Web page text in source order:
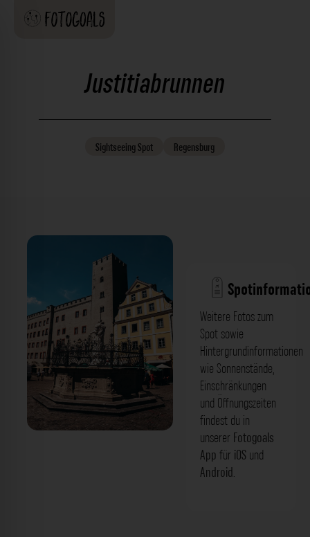
Justitiabrunnen
SightseeingSpot Regensburg
Weitere Fotos zum
Spot sowie
Hintergrundinformationen
wie Sonnenstände,
Einschränkungen
und Öffnungszeiten
findest du in
unserer Fotogoals
App für iOS und
Android.